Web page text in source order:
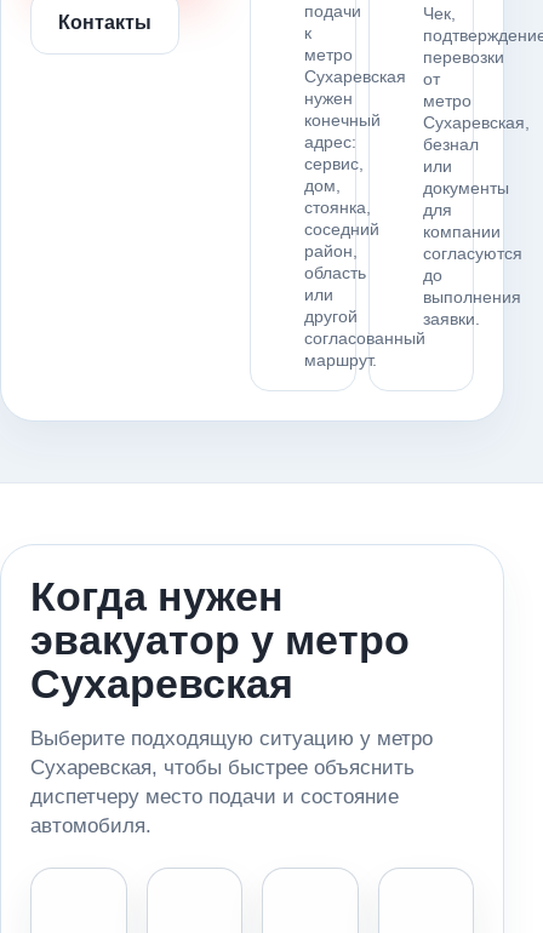
Контакты
подачи
к
метро
Сухаревская
нужен
конечный
адрес:
сервис,
дом,
стоянка,
соседний
район,
область
или
другой
согласованный
маршрут.
Чек,
перевозки
от
метро
Сухаревская,
безнал
или
документы
для
компании
согласуются
до
выполнения
заявки.
Когда нужен
эвакуатор у метро
Сухаревская
Выберите подходящую ситуацию у метро
Сухаревская, чтобы быстрее объяснить
диспетчеру место подачи и состояние
автомобиля.